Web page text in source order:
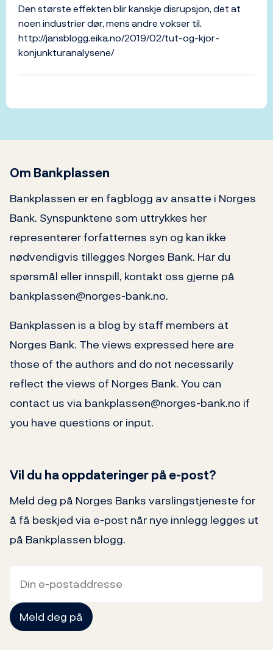
Den største effekten blir kanskje disrupsjon, det at
noen industrier dør, mens andre vokser til.
http://jansblogg.eika.no/2019/02/tut-og-kjor-
konjunkturanalysene/
Om Bankplassen
Bankplassen er en fagblogg av ansatte i Norges
Bank. Synspunktene som uttrykkes her
representerer forfatternes syn og kan ikke
nødvendigvis tillegges Norges Bank. Har du
spørsmål eller innspill, kontakt oss gjerne på
bankplassen@norges-bank.no.
Bankplassen is a blog by staff members at
Norges Bank. The views expressed here are
those of the authors and do not necessarily
reflect the views of Norges Bank. You can
contact us via bankplassen@norges-bank.no if
you have questions or input.
Vil du ha oppdateringer på e-post?
Meld deg på Norges Banks varslingstjeneste for
å få beskjed via e-post når nye innlegg legges ut
på Bankplassen blogg.